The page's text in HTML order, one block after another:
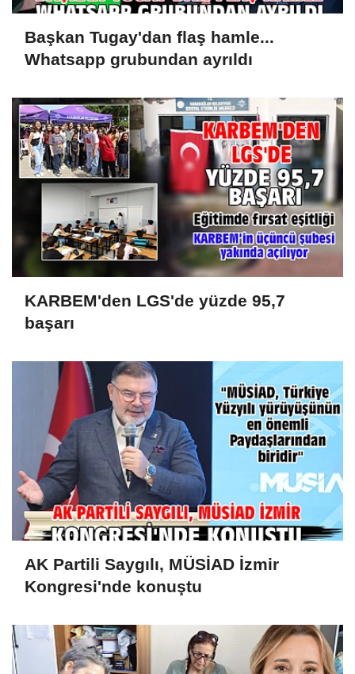
Başkan Tugay'dan flaş hamle...
Whatsapp grubundan ayrıldı
KARBEM'den LGS'de yüzde 95,7
başarı
AK Partili Saygılı, MÜSİAD İzmir
Kongresi'nde konuştu